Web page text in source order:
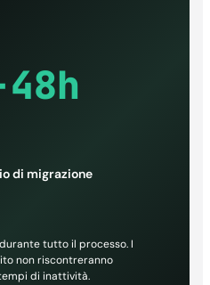
di migrazione
tutto il processo. I
non riscontreranno
di inattività.